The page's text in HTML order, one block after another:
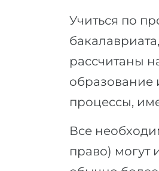
Учиться по
рассчитаны
образование
процессы,
Все
право) могут